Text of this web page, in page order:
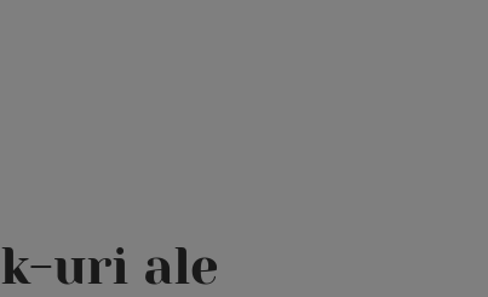
uri ale